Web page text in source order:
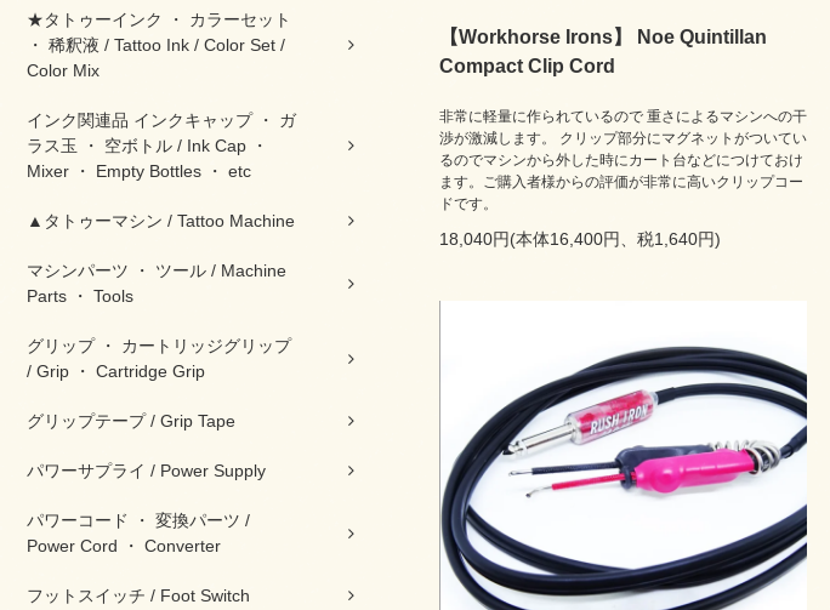
★タトゥーインク ・ カラーセット
・ 稀釈液 / Tattoo Ink / Color Set /
Color Mix
インク関連品 インクキャップ ・ ガ
ラス玉 ・ 空ボトル / Ink Cap ・
Mixer ・ Empty Bottles ・ etc
▲タトゥーマシン / Tattoo Machine
マシンパーツ ・ ツール / Machine
Parts ・ Tools
グリップ ・ カートリッジグリップ
/ Grip ・ Cartridge Grip
グリップテープ / Grip Tape
パワーサプライ / Power Supply
パワーコード ・ 変換パーツ /
Power Cord ・ Converter
フットスイッチ / Foot Switch
【Workhorse Irons】 Noe Quintillan
Compact Clip Cord
非常に軽量に作られているので 重さによるマシンへの干
渉が激減します。 クリップ部分にマグネットがついてい
るのでマシンから外した時にカート台などにつけておけ
ます。ご購入者様からの評価が非常に高いクリップコー
ドです。
18,040円(本体16,400円、税1,640円)